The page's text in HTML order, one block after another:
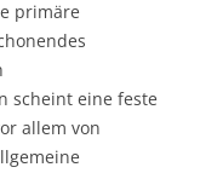
primäre
scheint eine feste
allem von